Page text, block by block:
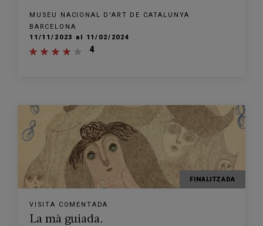
MUSEU NACIONAL D'ART DE CATALUNYA
BARCELONA
11/11/2023 al 11/02/2024
4
FINALITZADA
VISITA COMENTADA
La mà guiada.